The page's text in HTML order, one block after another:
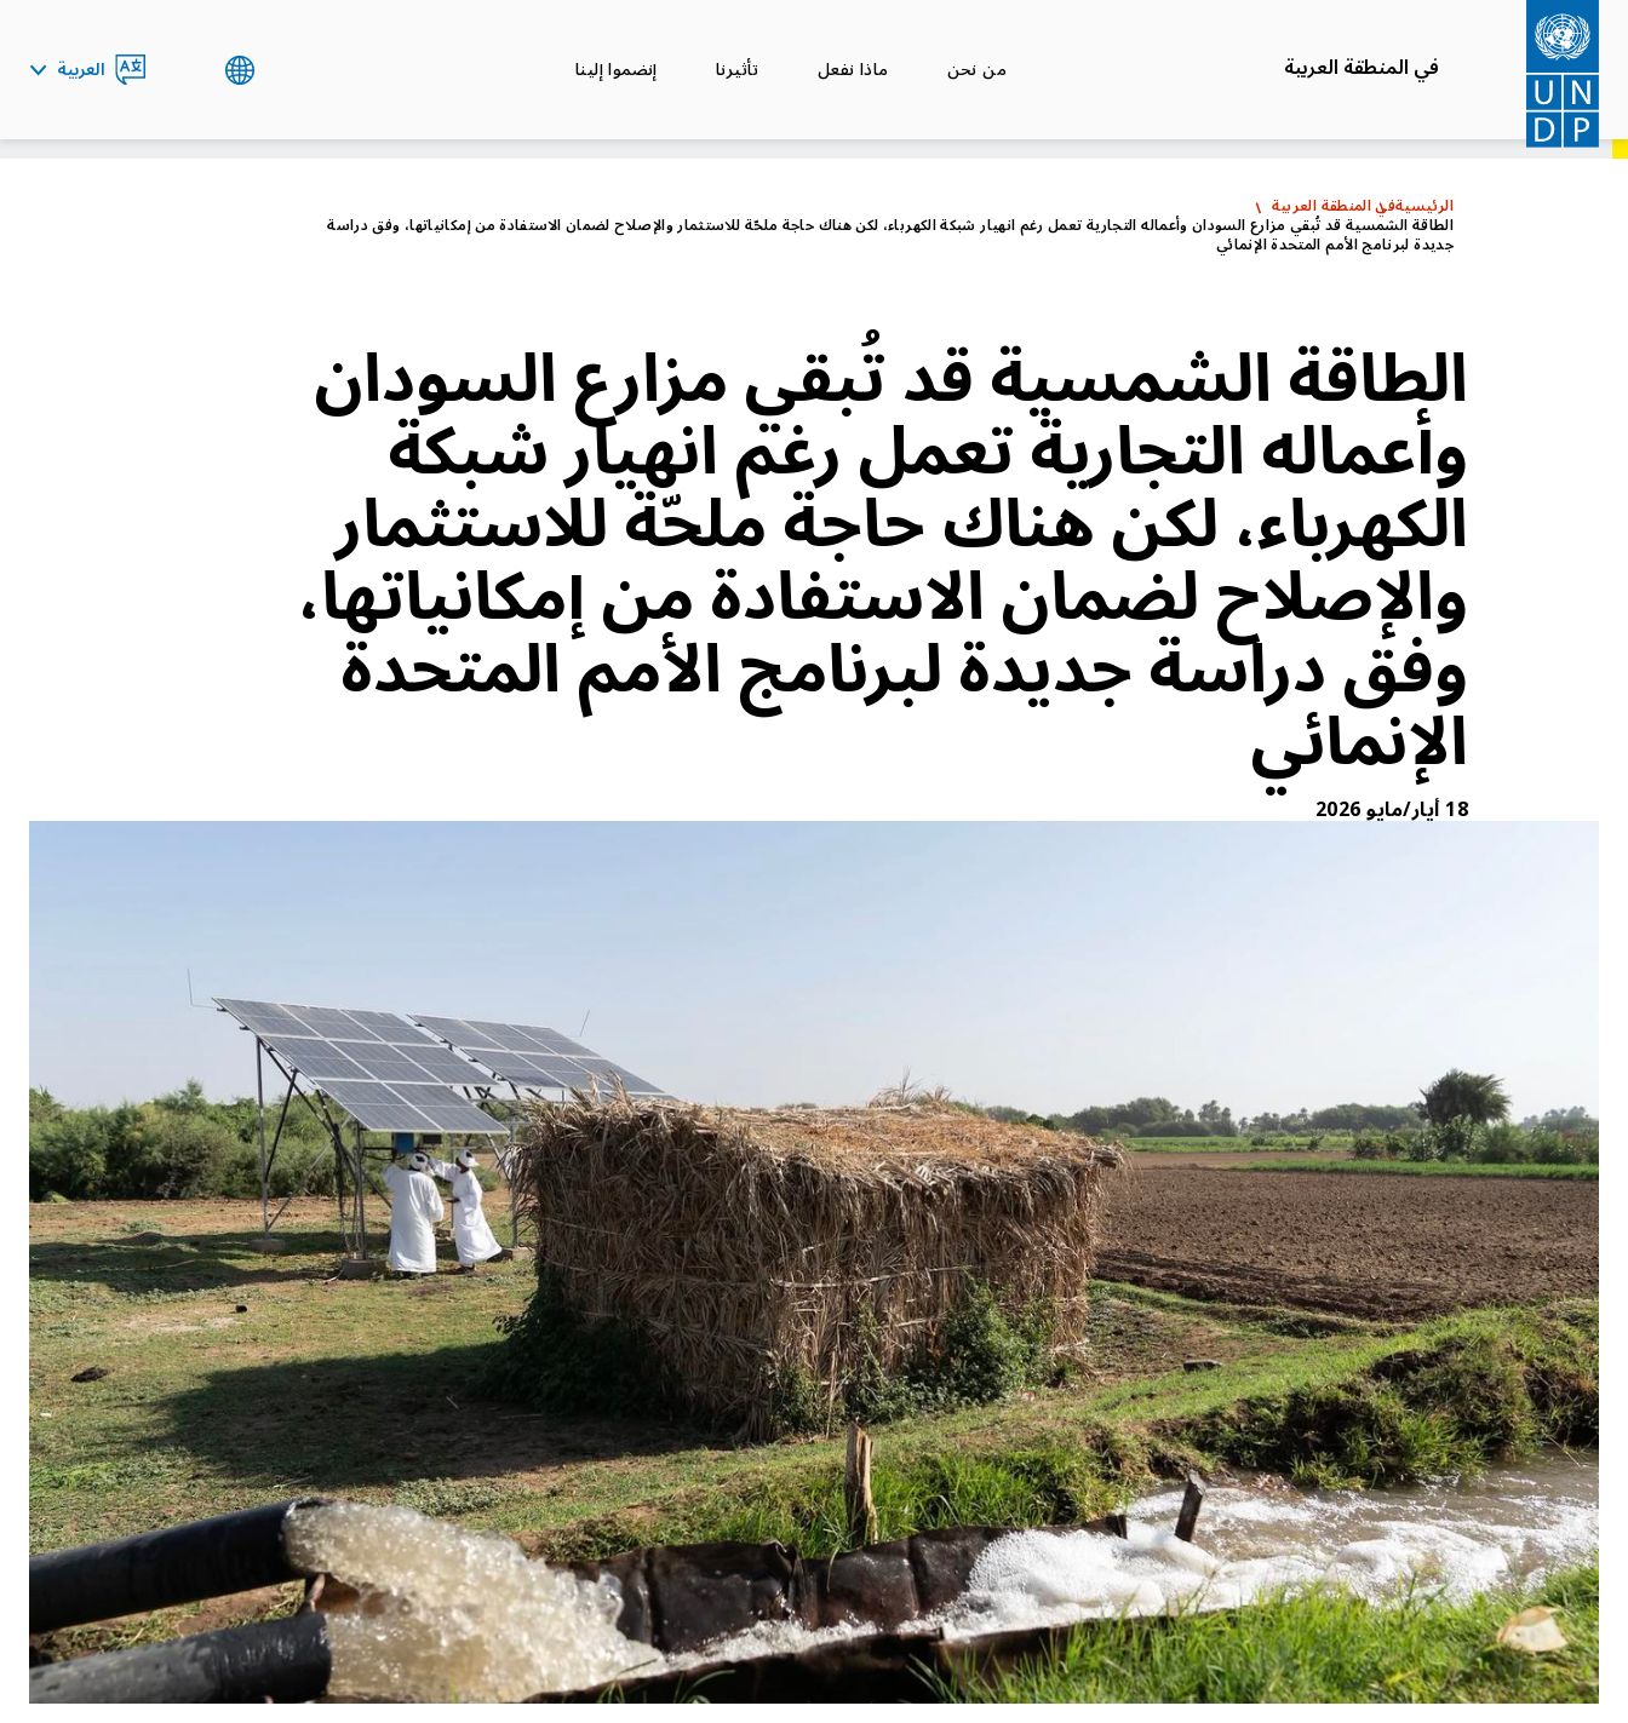
تجاوز
المحتوى
الرئيسي
في المنطقة العربية من نحن ماذا نفعل تأثيرنا إنضموا إلينا
العربية
الرئيسيةفي المنطقة العربية
الطاقة الشمسية قد تُبقي مزارع السودان وأعماله التجارية تعمل رغم انهيار شبكة الكهرباء، لكن هناك حاجة ملحّة للاستثمار والإصلاح لضمان الاستفادة من إمكانياتها، وفق دراسة
جديدة لبرنامج الأمم المتحدة الإنمائي
الطاقة الشمسية قد تُبقي مزارع السودان
وأعماله التجارية تعمل رغم انهيار شبكة
الكهرباء، لكن هناك حاجة ملحّة للاستثمار
والإصلاح لضمان الاستفادة من إمكانياتها،
وفق دراسة جديدة لبرنامج الأمم المتحدة
الإنمائي
18 أيار/مايو 2026